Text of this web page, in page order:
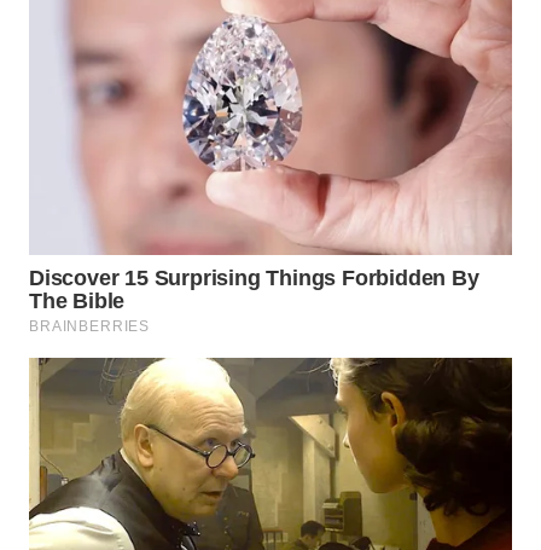
WN
NATUNA
MANDALIKA
WN
LIKUPANG
WN
LABUANBAJO
WN
BORNEO